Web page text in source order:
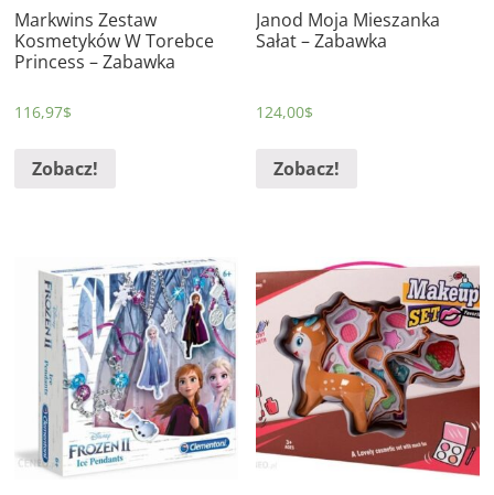
Markwins Zestaw
Kosmetyków W Torebce
Princess – Zabawka
116,97$
Zobacz!
Janod Moja Mieszanka
Sałat – Zabawka
124,00$
Zobacz!